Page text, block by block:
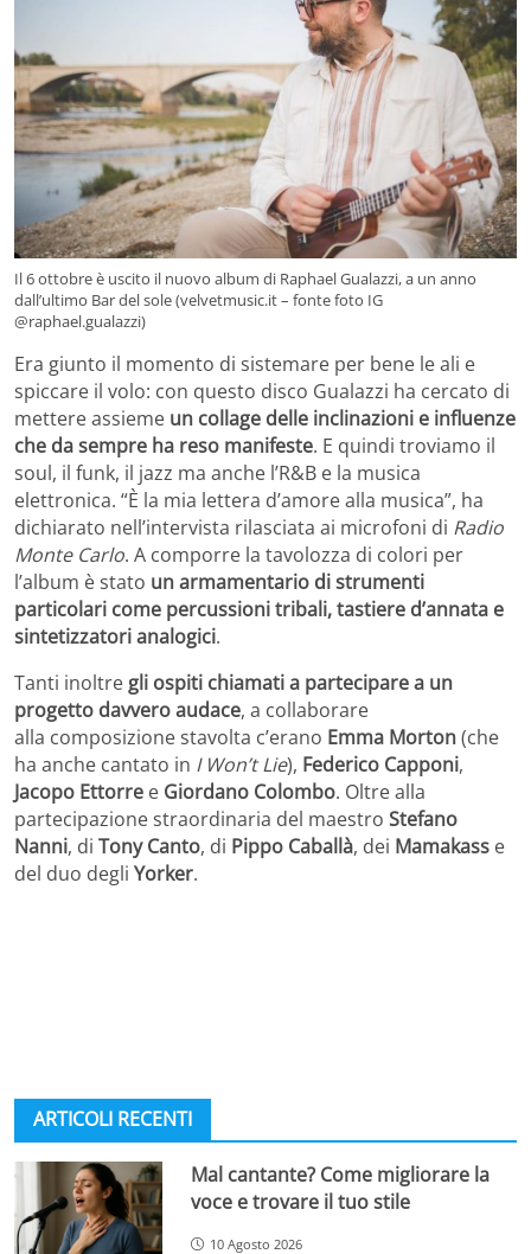
Il 6 ottobre è uscito il nuovo album di Raphael Gualazzi, a un anno
dall’ultimo Bar del sole (velvetmusic.it – fonte foto IG
@raphael.gualazzi)
Era giunto il momento di sistemare per bene le ali e
spiccare il volo: con questo disco Gualazzi ha cercato di
mettere assieme un collage delle inclinazioni e influenze
che da sempre ha reso manifeste. E quindi troviamo il
soul, il funk, il jazz ma anche l’R&B e la musica
elettronica. “È la mia lettera d’amore alla musica”, ha
dichiarato nell’intervista rilasciata ai microfoni di Radio
Monte Carlo. A comporre la tavolozza di colori per
l’album è stato un armamentario di strumenti
particolari come percussioni tribali, tastiere d’annata e
sintetizzatori analogici.
Tanti inoltre gli ospiti chiamati a partecipare a un
progetto davvero audace, a collaborare
alla composizione stavolta c’erano Emma Morton(che
ha anche cantato in I Won’t Lie), Federico Capponi,
Jacopo Ettorre e Giordano Colombo. Oltre alla
partecipazione straordinaria del maestro Stefano
Nanni, di Tony Canto, di Pippo Caballà, dei Mamakass e
del duo degli Yorker.
ARTICOLI RECENTI
Mal cantante? Come migliorare la
voce e trovare il tuo stile
10 Agosto 2026